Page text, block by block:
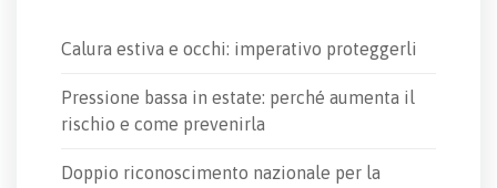
Calura estiva e occhi: imperativo proteggerli
Pressione bassa in estate: perché aumenta il
rischio e come prevenirla
Doppio riconoscimento nazionale per la